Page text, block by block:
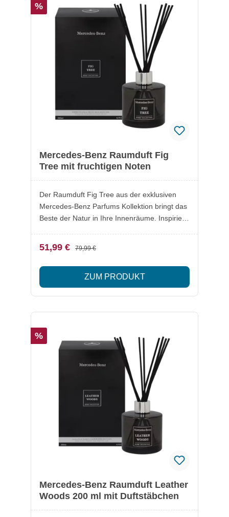
Noten von Tabak, Zedernholz, Sandelholz und
Bernstein Hochwertiges Pflanzenwachs – 100
gleichmäßige Verbrennung Brenndauer: bis
exklusiver Düfte
%
Mercedes-Benz Raumduft Fig
Tree mit fruchtigen Noten
Der Raumduft Fig Tree aus der exklusiven
Mercedes-Benz Parfums Kollektion bringt das
Beste der Natur in Ihre Innenräume. Inspiriert
Bergamotte, Mandarine und Zitrone treffen
auf reife Feige, Orangenblüte und Moschus –
ein harmonisches Dufterlebnis, das eine
angenehme Atmosphäre schafft.
ml) 10 Duftstäbchen Besonderheiten:
Duftkomposition aus italienischer Bergamotte,
Mandarine, Zitrone, Orangenblüte, reifer
Raumduftkollektion von Mercedes-Benz
stilvolle Raumatmosphäre
51,99 € 79,99 €
ZUM PRODUKT
%
Mercedes-Benz Raumduft Leather
Woods 200 ml mit Duftstäbchen